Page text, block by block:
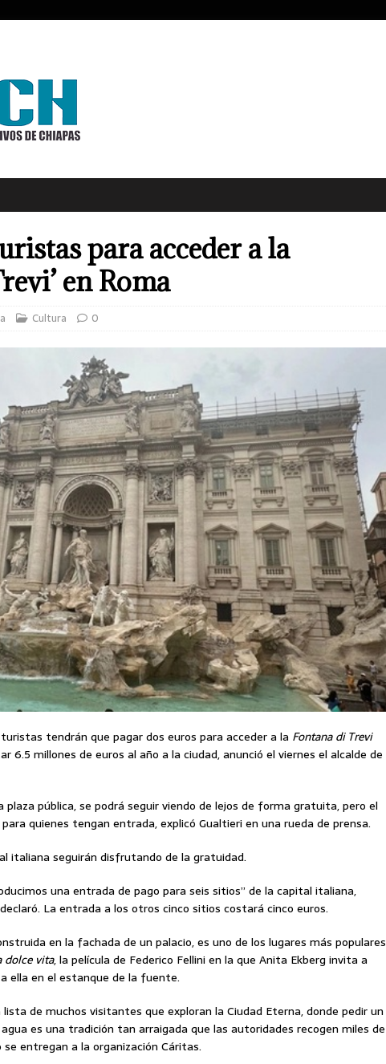
para acceder a la
en Roma
Cultura 0
tendrán que pagar dos euros para acceder a la Fontana di Trevi
6.5 millones de euros al año a la ciudad, anunció el viernes el alcalde de
pública, se podrá seguir viendo de lejos de forma gratuita, pero el
quienes tengan entrada, explicó Gualtieri en una rueda de prensa.
italiana seguirán disfrutando de la gratuidad.
una entrada de pago para seis sitios” de la capital italiana,
La entrada a los otros cinco sitios costará cinco euros.
en la fachada de un palacio, es uno de los lugares más populares
dolce vita, la película de Federico Fellini en la que Anita Ekberg invita a
ella en el estanque de la fuente.
de muchos visitantes que exploran la Ciudad Eterna, donde pedir un
es una tradición tan arraigada que las autoridades recogen miles de
entregan a la organización Cáritas.